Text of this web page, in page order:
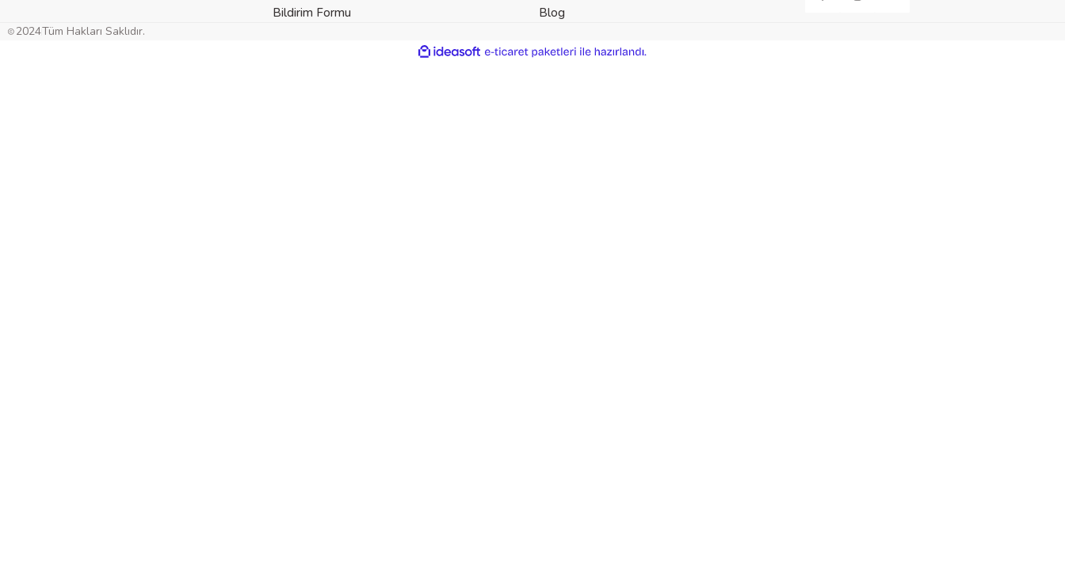
Bildirim Formu
Blog
2024Tüm Hakları Saklıdır.
ideasoft
e-